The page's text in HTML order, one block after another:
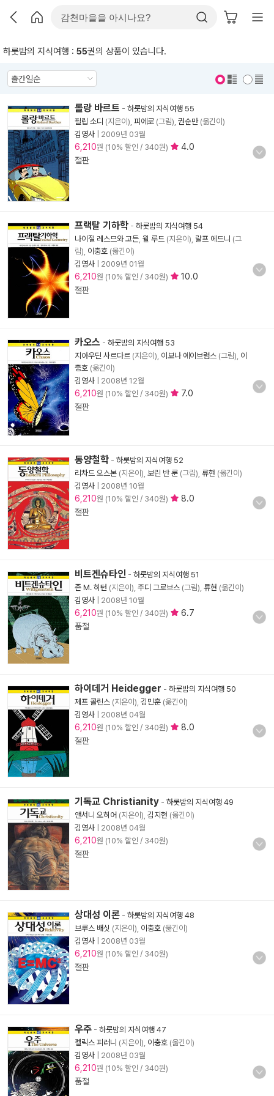
하룻밤의 지식여행 : 55권의 상품이 있습니다.
롤랑 바르트 - 하룻밤의 지식여행 55
필립 소디 (지은이), 피에로 (그림), 권순만(옮긴이)
김영사
2009년 03월
6,210원 (10% 할인 / 340원)
4.0
절판
프랙탈 기하학 - 하룻밤의 지식여행 54
나이절 레스므와 고든 윌 루드 (지은이), 랄프 에드니 (그
림), 이충호 (옮긴이)
김영사
2009년 01월
6,210원 (10% 할인 / 340원)
10.0
절판
카오스 - 하룻밤의 지식여행 53
지아우딘 사르다르 (지은이), 이보나 에이브럼스 (그림), 이
충호 (옮긴이)
김영사
2008년 12월
6,210원 (10% 할인 / 340원)
7.0
절판
동양철학 - 하룻밤의 지식여행 52
리차드 오스본 (지은이), 보린 반 룬 (그림), 류현 (옮긴이)
김영사
2008년 10월
6,210원 (10% 할인 / 340원)
8.0
절판
비트겐슈타인 - 하룻밤의 지식여행 51
존 M. 히턴 (지은이), 주디 그로브스 (그림), 류현 (옮긴이)
김영사
2008년 10월
6,210원 (10% 할인 / 340원)
6.7
품절
하이데거 Heidegger - 하룻밤의 지식여행 50
제프 콜린스 (지은이), 김민훈 (옮긴이)
김영사
2008년 04월
6,210원 (10% 할인 / 340원)
8.0
절판
기독교 Christianity - 하룻밤의 지식여행 49
앤서니 오히어 (지은이), 김지현 (옮긴이)
김영사
2008년 04월
6,210원 (10% 할인 / 340원)
절판
상대성 이론 - 하룻밤의 지식여행 48
브루스 배싯 (지은이), 이충호 (옮긴이)
김영사
2008년 03월
6,210원 (10% 할인 / 340원)
절판
우주 - 하룻밤의 지식여행 47
펠릭스 피러니 (지은이), 이충호 (옮긴이)
김영사
2008년 03월
6,210원 (10% 할인 / 340원)
품절